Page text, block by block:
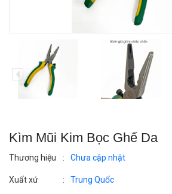
Kìm Mũi Kim Bọc Ghế Da
Thương hiệu : Chưa cập nhật
Xuất xứ : Trung Quốc